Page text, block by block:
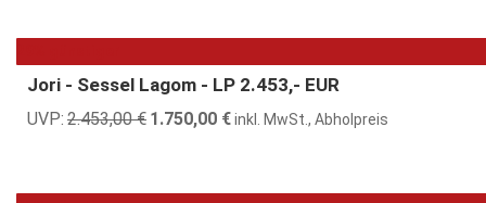
7.214,00 €
5.775,00 €.
Jori - Sessel Lagom - LP 2.453,- EUR
UVP: 2.453,00€ Ursprünglicher
2.453,00 €
1.750,00 €Aktueller
1.750,00 €.
inkl. MwSt., Abholpreis